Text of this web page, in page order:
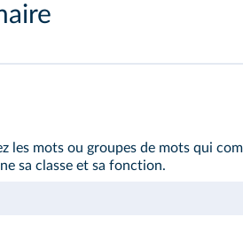
les mots ou groupes de mots qui
sa classe et sa fonction.